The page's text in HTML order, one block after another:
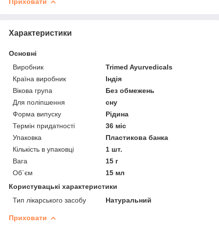
Характеристики
Основні
Виробник
Trimed Ayurvedicals
Країна виробник
Індія
Вікова група
Без обмежень
Для поліпшення
сну
Форма випуску
Рідина
Термін придатності
36 міс
Упаковка
Пластикова банка
Кількість в упаковці
1 шт.
Вага
15 г
Об`єм
15 мл
Користувацькі характеристики
Тип лікарського засобу
Натуральний
Приховати